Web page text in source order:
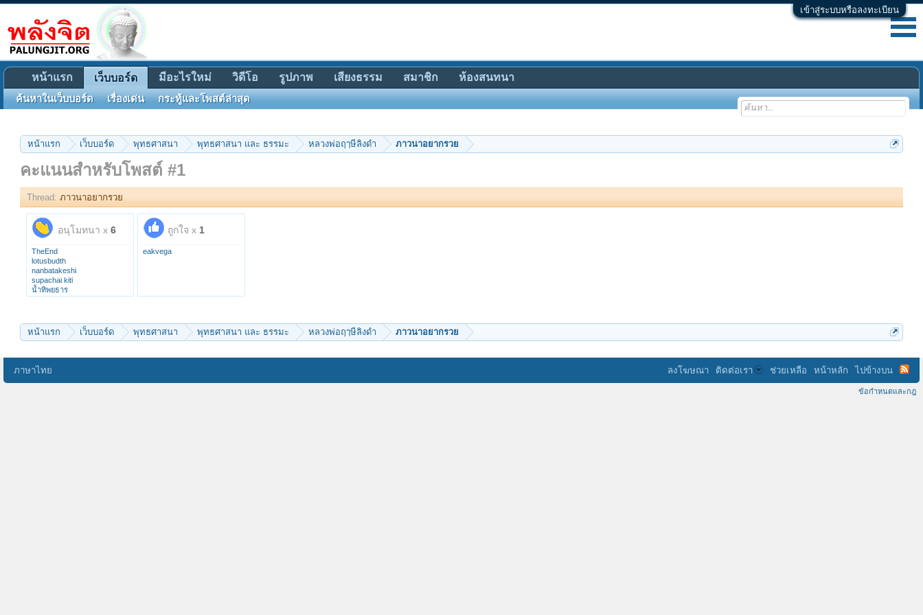
เข้าสู่ระบบหรือลงทะเบียน
หน้าแรก เว็บบอร์ด พุทธศาสนา พุทธศาสนา และ ธรรมะ หลวงพ่อฤๅษีลิงดำ ภาวนาอยากรวย
คะแนนสำหรับโพสต์ #1
Thread: ภาวนาอยากรวย
อนุโมทนา x 6
TheEnd
lotusbudth
nanbatakeshi
supachai kiti
น้ำทิพยธาร
ssahn34
ถูกใจ x 1
eakvega
หน้าแรก เว็บบอร์ด พุทธศาสนา พุทธศาสนา และ ธรรมะ หลวงพ่อฤๅษีลิงดำ ภาวนาอยากรวย
หน้าแรก เว็บบอร์ด
ค้นหาในเว็บบอร์ด เรื่องเด่น กระทู้และโพสต์ล่าสุด
มีอะไรใหม่ วิดีโอ รูปภาพ เสียงธรรม สมาชิก ห้องสนทนา
ภาษาไทย ลงโฆษณา ติดต่อเรา ช่วยเหลือ หน้าหลัก ไปข้างบน
ข้อกำหนดและกฎ